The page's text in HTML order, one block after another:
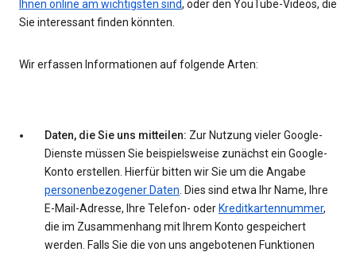
Ihnen online am wichtigsten sind, oder den YouTube-Videos, die
Sie interessant finden könnten.
Wir erfassen Informationen auf folgende Arten:
Daten, die Sie uns mitteilen: Zur Nutzung vieler Google-
Dienste müssen Sie beispielsweise zunächst ein Google-
Konto erstellen. Hierfür bitten wir Sie um die Angabe
personenbezogener Daten. Dies sind etwa Ihr Name, Ihre
E-Mail-Adresse, Ihre Telefon- oder Kreditkartennummer,
die im Zusammenhang mit Ihrem Konto gespeichert
werden. Falls Sie die von uns angebotenen Funktionen